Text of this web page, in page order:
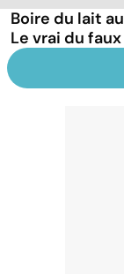
Boire du lait
Le vrai du faux